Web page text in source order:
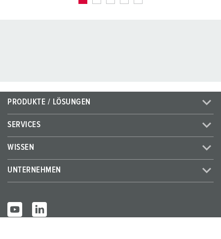
PRODUKTE / LÖSUNGEN
SERVICES
WISSEN
UNTERNEHMEN